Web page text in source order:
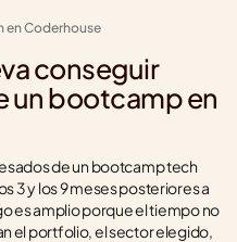
en Coderhouse
conseguir
un bootcamp en
de un bootcamp tech
3 y los 9 meses posteriores a
es amplio porque el tiempo no
el portfolio, el sector elegido,